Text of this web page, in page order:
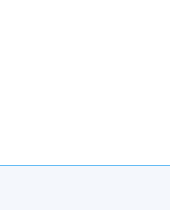
Centre / United Learning